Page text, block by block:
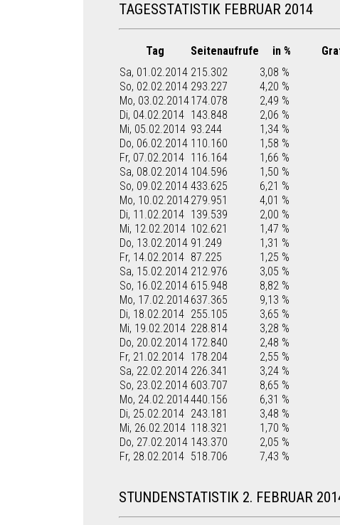
TAGESSTATISTIK FEBRUAR 2014
Tag Seitenaufrufe in %
Sa, 01.02.2014 215.302 3,08 %
So, 02.02.2014 293.227 4,20 %
Mo, 03.02.2014174.078 2,49 %
Di, 04.02.2014 143.848 2,06 %
Mi, 05.02.2014 93.244 1,34 %
Do, 06.02.2014 110.160 1,58 %
Fr, 07.02.2014 116.164 1,66 %
Sa, 08.02.2014 104.596 1,50 %
So, 09.02.2014 433.625 6,21 %
Mo, 10.02.2014279.951 4,01 %
Di, 11.02.2014 139.539 2,00 %
Mi, 12.02.2014 102.621 1,47 %
Do, 13.02.2014 91.249 1,31 %
Fr, 14.02.2014 87.225 1,25 %
Sa, 15.02.2014 212.976 3,05 %
So, 16.02.2014 615.948 8,82 %
Mo, 17.02.2014637.365 9,13 %
Di, 18.02.2014 255.105 3,65 %
Mi, 19.02.2014 228.814 3,28 %
Do, 20.02.2014 172.840 2,48 %
Fr, 21.02.2014 178.204 2,55 %
Sa, 22.02.2014 226.341 3,24 %
So, 23.02.2014 603.707 8,65 %
Mo, 24.02.2014440.156 6,31 %
Di, 25.02.2014 243.181 3,48 %
Mi, 26.02.2014 118.321 1,70 %
Do, 27.02.2014 143.370 2,05 %
Fr, 28.02.2014 518.706 7,43 %
STUNDENSTATISTIK 2. FEBRUAR